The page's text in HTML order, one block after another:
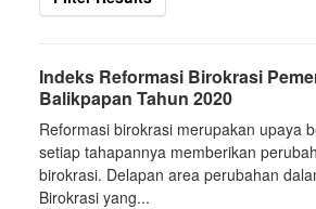
Indeks Reformasi Birokrasi
Balikpapan Tahun 2020
Reformasi birokrasi merupakan upaya
setiap tahapannya memberikan
birokrasi. Delapan area perubahan
Birokrasi yang...